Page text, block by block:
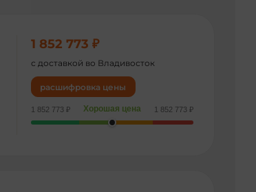
1 852 773 ₽
с доставкой во Владивосток
расшифровка цены
1 852 773 ₽ Хорошая цена 1 852 773 ₽